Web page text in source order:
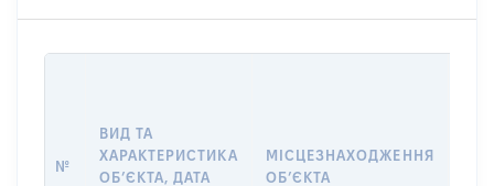
№
ВИД ТА
ХАРАКТЕРИСТИКА
ОБʼЄКТА, ДАТА
МІСЦЕЗНАХОДЖЕННЯ
ОБʼЄКТА